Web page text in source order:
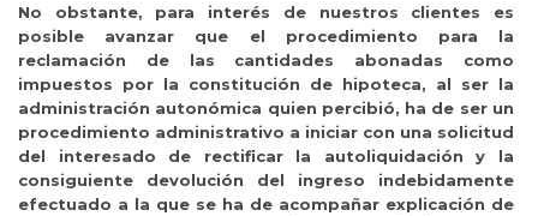
No obstante, para interés de nuestros clientes es
posible avanzar que el procedimiento para la
reclamación de las cantidades abonadas como
impuestos por la constitución de hipoteca, al ser la
administración autonómica quien percibió, ha de ser un
procedimiento administrativo a iniciar con una solicitud
del interesado de rectificar la autoliquidación y la
consiguiente devolución del ingreso indebidamente
efectuado a la que se ha de acompañar explicación de